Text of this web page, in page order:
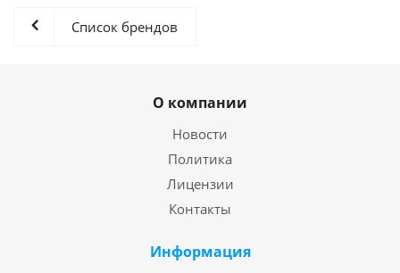
Список брендов
О компании
Новости
Политика
Лицензии
Контакты
Информация